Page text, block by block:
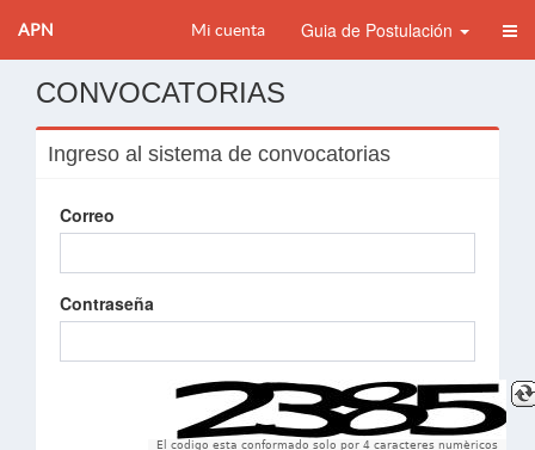
APN Mi cuenta Guia de Postulación
CONVOCATORIAS
Ingreso al sistema de convocatorias
Correo
Contraseña
El codigo esta conformado solo por 4 caracteres numèricos